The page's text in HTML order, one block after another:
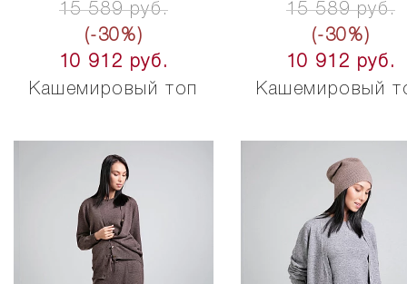
15 589 руб.
(-30%)
10 912 руб.
Кашемировый топ
15 589 руб.
(-30%)
10 912 руб.
Кашемировый